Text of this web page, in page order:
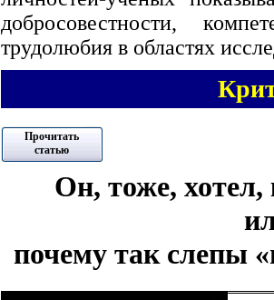
добросовестности,
трудолюбия в областях
Прочитать
статью
Он, тоже,
почему так слепы